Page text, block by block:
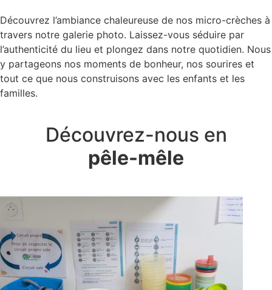
Découvrez l’ambiance chaleureuse de nos micro-crèches à
travers notre galerie photo. Laissez-vous séduire par
l’authenticité du lieu et plongez dans notre quotidien. Nous
y partageons nos moments de bonheur, nos sourires et
tout ce que nous construisons avec les enfants et les
familles.
Découvrez-nous en
pêle-mêle